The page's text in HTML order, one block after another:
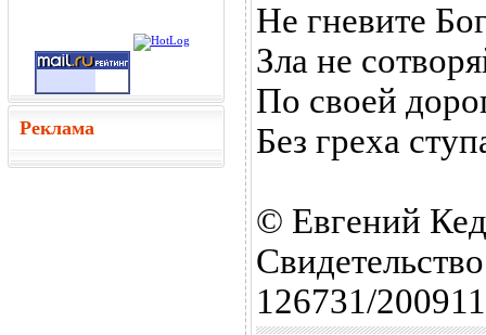
Реклама
Не гневите
Зла не
По своей
Без греха
© Евгений
126731/